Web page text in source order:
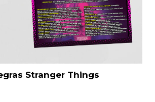
Stranger Things